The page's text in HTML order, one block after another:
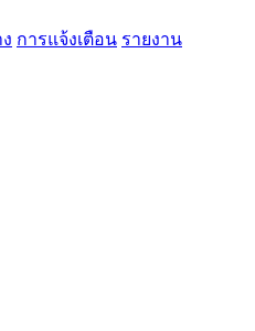
การแจ้งเตือน รายงาน